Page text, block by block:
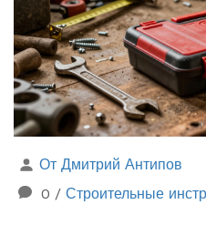
От Дмитрий Антипов
0 / Строительные